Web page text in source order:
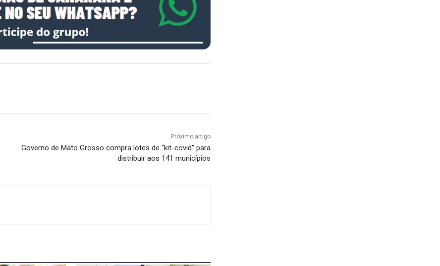
Próximo artigo
Governo de Mato Grosso compra lotes de “kit-covid” para
distribuir aos 141 municípios